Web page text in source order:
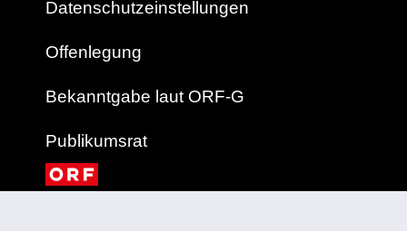
Datenschutzeinstellungen
Offenlegung
Bekanntgabe laut ORF-G
Publikumsrat